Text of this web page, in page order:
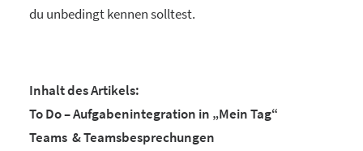
du unbedingt kennen solltest.
Inhalt des Artikels:
To Do – Aufgabenintegration in „Mein Tag“
Teams & Teamsbesprechungen